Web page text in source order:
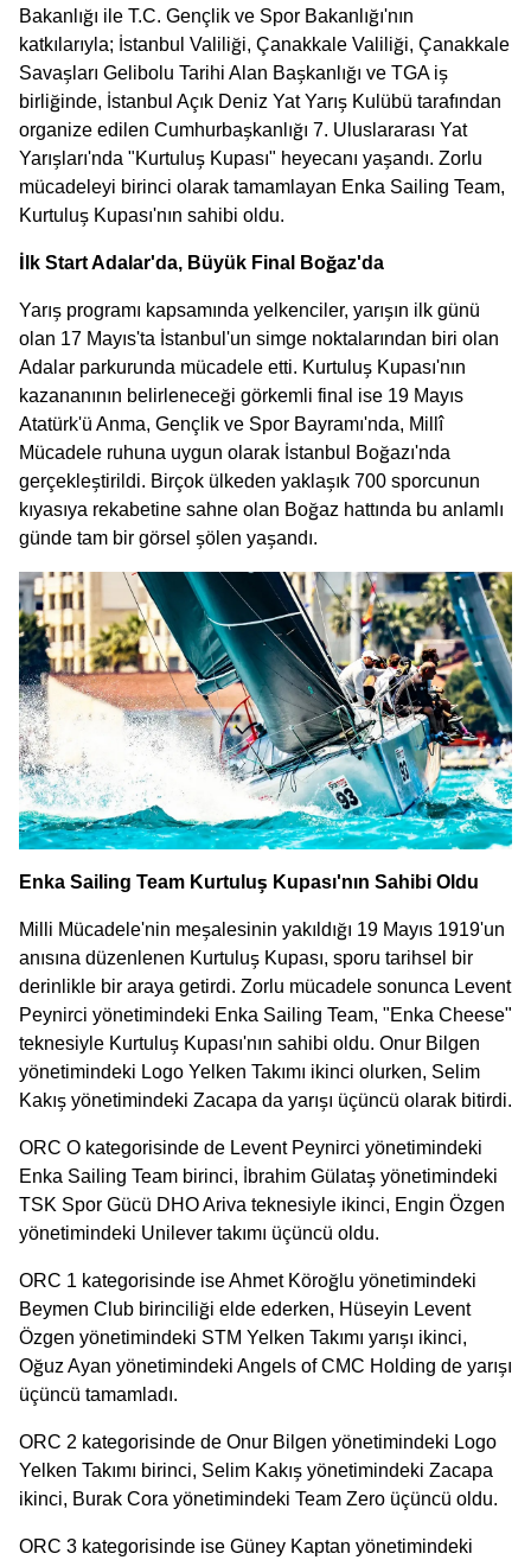
Bakanlığı ile T.C. Gençlik ve Spor Bakanlığı'nın
katkılarıyla; İstanbul Valiliği, Çanakkale Valiliği, Çanakkale
Savaşları Gelibolu Tarihi Alan Başkanlığı ve TGA iş
birliğinde, İstanbul Açık Deniz Yat Yarış Kulübü tarafından
organize edilen Cumhurbaşkanlığı 7. Uluslararası Yat
Yarışları'nda "Kurtuluş Kupası" heyecanı yaşandı. Zorlu
mücadeleyi birinci olarak tamamlayan Enka Sailing Team,
Kurtuluş Kupası'nın sahibi oldu.
İlk Start Adalar'da, Büyük Final Boğaz'da
Yarış programı kapsamında yelkenciler, yarışın ilk günü
olan 17 Mayıs'ta İstanbul'un simge noktalarından biri olan
Adalar parkurunda mücadele etti. Kurtuluş Kupası'nın
kazananının belirleneceği görkemli final ise 19 Mayıs
Atatürk'ü Anma, Gençlik ve Spor Bayramı'nda, Millî
Mücadele ruhuna uygun olarak İstanbul Boğazı'nda
gerçekleştirildi. Birçok ülkeden yaklaşık 700 sporcunun
kıyasıya rekabetine sahne olan Boğaz hattında bu anlamlı
günde tam bir görsel şölen yaşandı.
Enka Sailing Team Kurtuluş Kupası'nın Sahibi Oldu
Milli Mücadele'nin meşalesinin yakıldığı 19 Mayıs 1919'un
anısına düzenlenen Kurtuluş Kupası, sporu tarihsel bir
derinlikle bir araya getirdi. Zorlu mücadele sonunca Levent
Peynirci yönetimindeki Enka Sailing Team, "Enka Cheese"
teknesiyle Kurtuluş Kupası'nın sahibi oldu. Onur Bilgen
yönetimindeki Logo Yelken Takımı ikinci olurken, Selim
Kakış yönetimindeki Zacapa da yarışı üçüncü olarak bitirdi.
ORC O kategorisinde de Levent Peynirci yönetimindeki
Enka Sailing Team birinci, İbrahim Gülataş yönetimindeki
TSK Spor Gücü DHO Ariva teknesiyle ikinci, Engin Özgen
yönetimindeki Unilever takımı üçüncü oldu.
ORC 1 kategorisinde ise Ahmet Köroğlu yönetimindeki
Beymen Club birinciliği elde ederken, Hüseyin Levent
Özgen yönetimindeki STM Yelken Takımı yarışı ikinci,
Oğuz Ayan yönetimindeki Angels of CMC Holding de yarışı
üçüncü tamamladı.
ORC 2 kategorisinde de Onur Bilgen yönetimindeki Logo
Yelken Takımı birinci, Selim Kakış yönetimindeki Zacapa
ikinci, Burak Cora yönetimindeki Team Zero üçüncü oldu.
ORC 3 kategorisinde ise Güney Kaptan yönetimindeki